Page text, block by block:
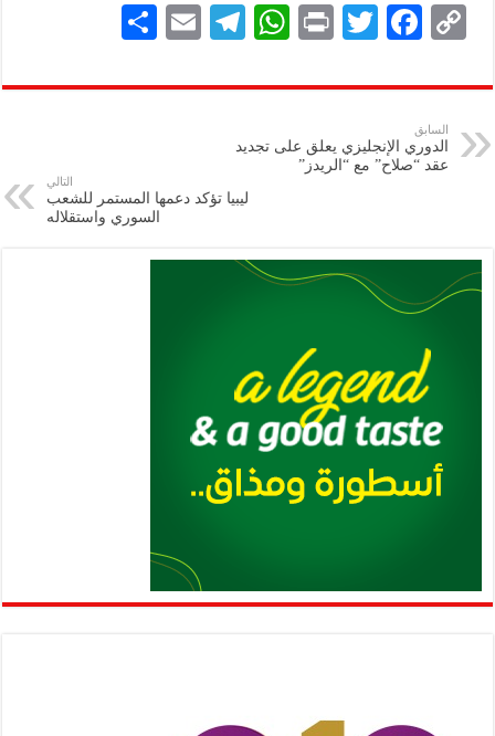
C
p
y
Li
F
eb
k
T
tt
P
nt
W
at
A
p
Te
gr
E
ai
ar
السابق
الدوري الإنجليزي يعلق على تجديد
عقد “صلاح” مع “الريدز”
التالي
ليبيا تؤكد دعمها المستمر للشعب
السوري واستقلاله